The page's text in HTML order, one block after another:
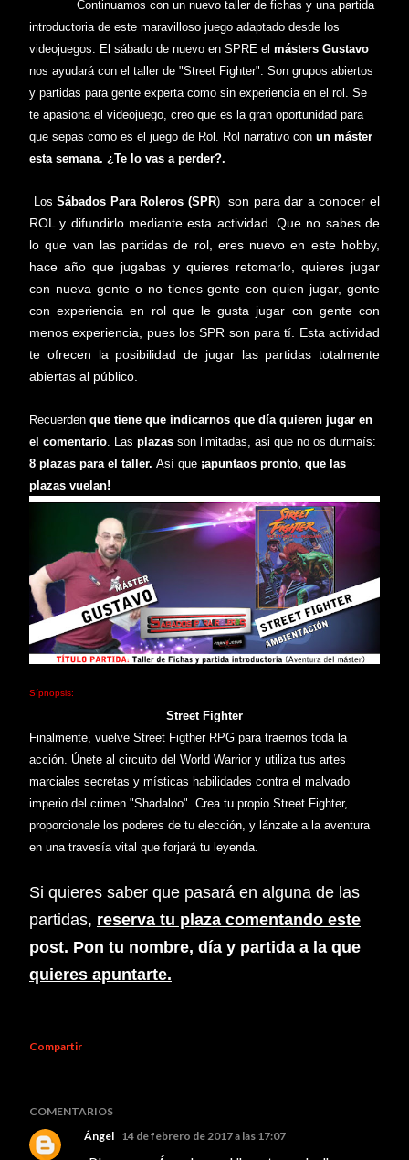
Continuamos con un nuevo taller de fichas y una partida
introductoria de este maravilloso juego adaptado desde los
videojuegos. El sábado de nuevo en SPRE el másters Gustavo
nos ayudará con el taller de "Street Fighter". Son grupos abiertos
y partidas para gente experta como sin experiencia en el rol. Se
te apasiona el videojuego, creo que es la gran oportunidad para
que sepas como es el juego de Rol. Rol narrativo con un máster
esta semana. ¿Te lo vas a perder?.
LosSábados Para Roleros (SPR) son para dar a conocer el
ROL y difundirlo mediante esta actividad. Que no sabes de
lo que van las partidas de rol, eres nuevo en este hobby,
hace año que jugabas y quieres retomarlo, quieres jugar
con nueva gente o no tienes gente con quien jugar, gente
con experiencia en rol que le gusta jugar con gente con
menos experiencia, pues los SPR son para tí. Esta actividad
te ofrecen la posibilidad de jugar las partidas totalmente
abiertas al público.
Recuerden que tiene que indicarnos que día quieren jugar en
el comentario. Las plazas son limitadas, asi que no os durmaís:
8 plazas para el taller. Así que ¡apuntaos pronto, que las
plazas vuelan!
Sípnopsis:
Street Fighter
Finalmente, vuelve Street Figther RPG para traernos toda la
acción. Únete al circuito del World Warrior y utiliza tus artes
marciales secretas y místicas habilidades contra e l malvado
imperio del crimen "Shadaloo". Crea tu propio Street Fighter,
proporcionale los poderes de tu elección, y lánzate a la aventura
en una travesíavital que forjará tu leyenda.
Si quieres saber que pasará en alguna de las
partidas, reserva tu plaza comentando este
post. Pon tu nombre, día y partida a la que
quieres apuntarte.
Compartir
COMENTARIOS
Ángel 14 de febrero de 2017 a las 17:07